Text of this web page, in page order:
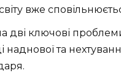
вже
дві ключові
наднової та